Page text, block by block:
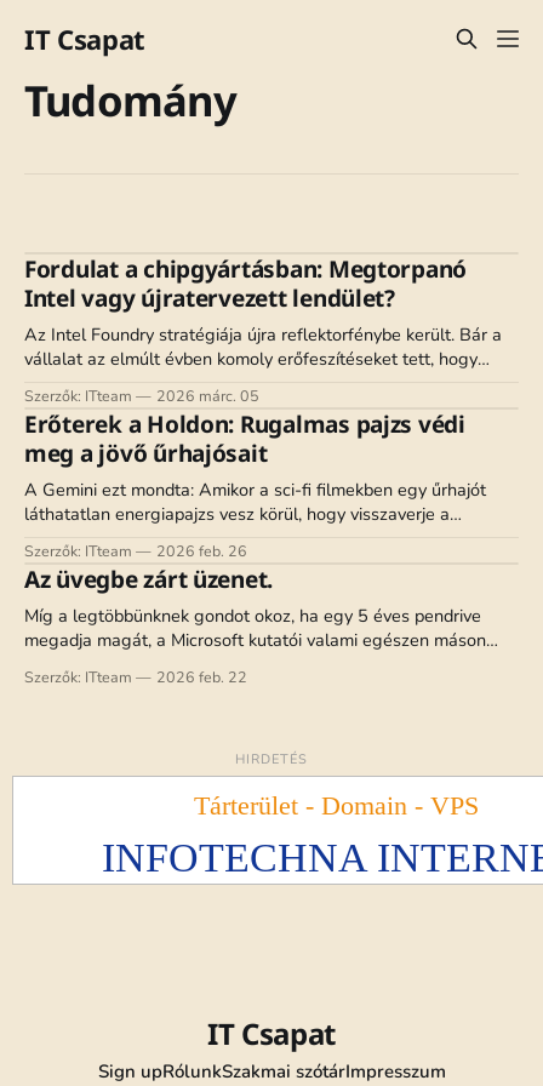
IT Csapat
Tudomány
Fordulat a chipgyártásban: Megtorpanó
Intel vagy újratervezett lendület?
Az Intel Foundry stratégiája újra reflektorfénybe került. Bár a
vállalat az elmúlt évben komoly erőfeszítéseket tett, hogy
versenyképes bérgyártóvá váljon, a legfrissebb hírek szerint a
18A és 14A gyártástechnológiák körül továbbra is komoly
kérdések merülnek fel. 🔧 18A: lassú javulás, de még nincs
áttörés Lip-Bu Tan vezérigazgató szerint a 18A
Szerzők: ITteam 2026 márc. 05
Erőterek a Holdon: Rugalmas pajzs védi
meg a jövő űrhajósait
A Gemini ezt mondta: Amikor a sci-fi filmekben egy űrhajót
láthatatlan energiapajzs vesz körül, hogy visszaverje a
támadásokat, hajlamosak vagyunk azt hinni, hogy ez a távoli
jövő zenéje. Azonban a legújabb kutatások szerint valami
kísértetiesen hasonlót fogunk használni a Holdon – nem
lézerágyúk, hanem egy sokkal alattomosabb ellenség, a
holdpor
Szerzők: ITteam 2026 feb. 26
Az üvegbe zárt üzenet.
Míg a legtöbbünknek gondot okoz, ha egy 5 éves pendrive
megadja magát, a Microsoft kutatói valami egészen máson
dolgoznak. A Project Silica legújabb eredményei szerint
hamarosan elfelejthetjük az adatok ötévenkénti másolgatását:
Szerzők: ITteam 2026 feb. 22
HIRDETÉS
IT Csapat
Sign upRólunkSzakmai szótárImpresszum